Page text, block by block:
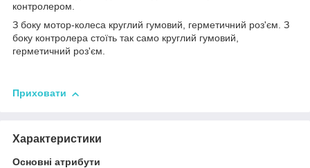
контролером.
З боку мотор-колеса круглий гумовий, герметичний роз'єм. З
боку контролера стоїть так само круглий гумовий,
герметичний роз'єм.
Приховати
Характеристики
Основні атрибути